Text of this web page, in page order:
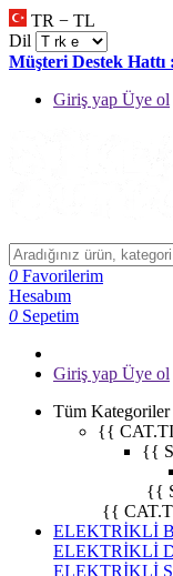
TR − TL
Dil
Müşteri Destek Hattı :
Giriş yap Üye ol
0 Favorilerim
Hesabım
0 Sepetim
Giriş yap Üye ol
Tüm Kategoriler
{{
{{
{{
{{
ELEKTRİKLİ
ELEKTRİKLİ
ELEKTRİKLİ